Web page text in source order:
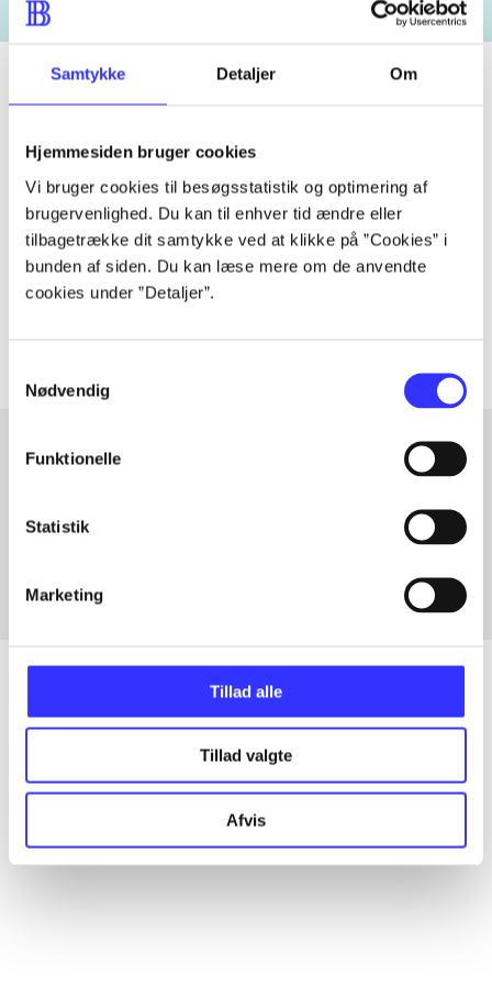
Samtykke Detaljer Om
Hjemmesiden bruger cookies
Vi bruger cookies til besøgsstatistik og optimering af
brugervenlighed. Du kan til enhver tid ændre eller
tilbagetrække dit samtykke ved at klikke på ”Cookies” i
bunden af siden. Du kan læse mere om de anvendte
cookies under ”Detaljer”.
Nødvendig
Funktionelle
Statistik
Marketing
Tillad alle
Tillad valgte
Afvis
Tidsskrift
Artiklen er en del af
lorem ipsum dolor sit amet ...
Tidsskrift
handler ofte om
Fra
Alle registrerede artikler fordelt på udgivelser